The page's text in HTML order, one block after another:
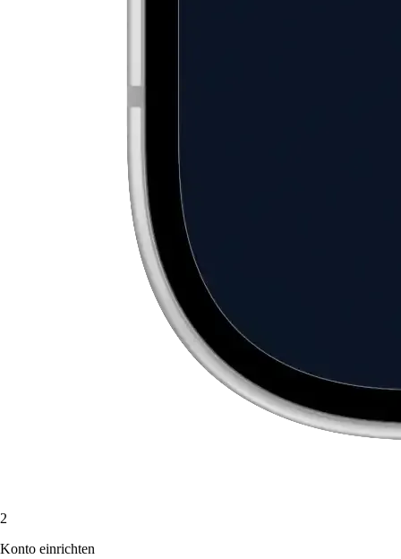
2
Konto einrichten